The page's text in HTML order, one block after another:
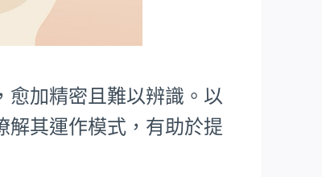
愈加精密且難以辨識。以
解其運作模式，有助於提